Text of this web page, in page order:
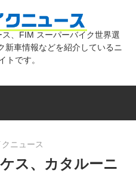
気
、FIM スーパーバイク世界選
新車情報などを紹介しているニ
トです。
ニュース
ス、カタルーニ